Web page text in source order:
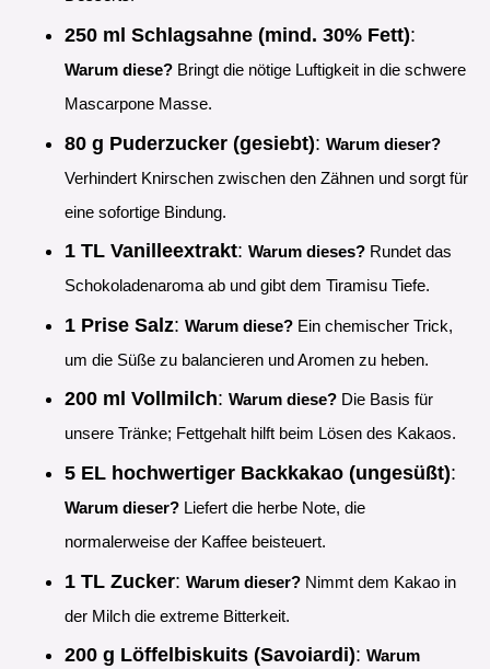
250 ml Schlagsahne (mind. 30% Fett):
Warum diese? Bringt die nötige Luftigkeit in die schwere
Mascarpone Masse.
80 g Puderzucker (gesiebt): Warum dieser?
Verhindert Knirschen zwischen den Zähnen und sorgt für
eine sofortige Bindung.
1 TL Vanilleextrakt: Warum dieses? Rundet das
Schokoladenaroma ab und gibt dem Tiramisu Tiefe.
1 Prise Salz: Warum diese? Ein chemischer Trick,
um die Süße zu balancieren und Aromen zu heben.
200 ml Vollmilch: Warum diese? Die Basis für
unsere Tränke; Fettgehalt hilft beim Lösen des Kakaos.
5 EL hochwertiger Backkakao (ungesüßt):
Warum dieser? Liefert die herbe Note, die
normalerweise der Kaffee beisteuert.
1 TL Zucker: Warum dieser? Nimmt dem Kakao in
der Milch die extreme Bitterkeit.
200 g Löffelbiskuits (Savoiardi): Warum